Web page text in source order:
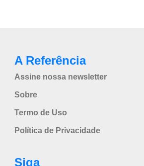
A Referência
Assine nossa newsletter
Sobre
Termo de Uso
Política de Privacidade
Siga